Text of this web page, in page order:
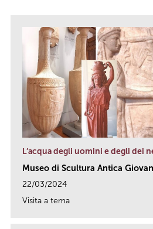
L’acqua degli uomini e degli dei
Museo di Scultura Antica
22/03/2024
Visita a tema